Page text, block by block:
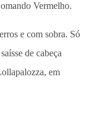
Vermelho.
e com sobra. Só
de cabeça
em